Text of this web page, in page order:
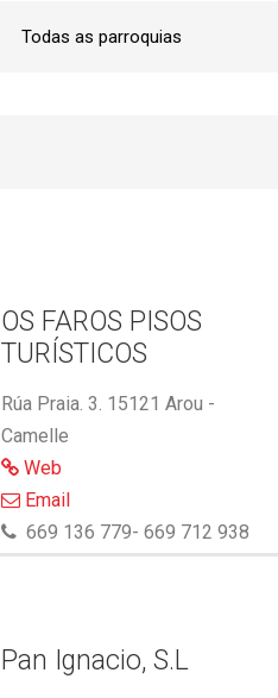
OS FAROS PISOS
TURÍSTICOS
Rúa Praia. 3. 15121 Arou -
Camelle
Web
Email
669 136 779- 669 712 938
Pan Ignacio, S.L